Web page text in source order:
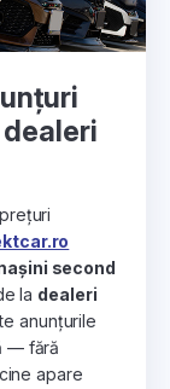
second
la dealeri
anunțurile
— fără
apare